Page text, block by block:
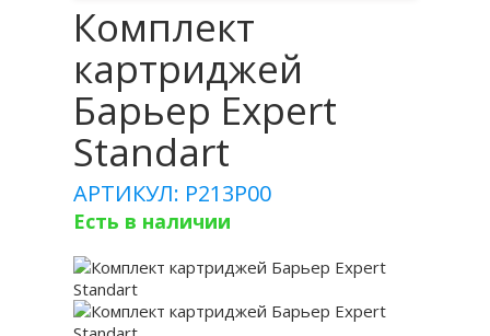
Комплект
картриджей
Барьер Expert
Standart
АРТИКУЛ: Р213Р00
Есть в наличии